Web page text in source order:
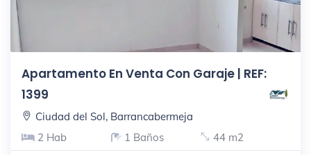
Apartamento En Venta Con Garaje | REF:
1399
Ciudad del Sol, Barrancabermeja
2 Hab
1 Baños 44 m2